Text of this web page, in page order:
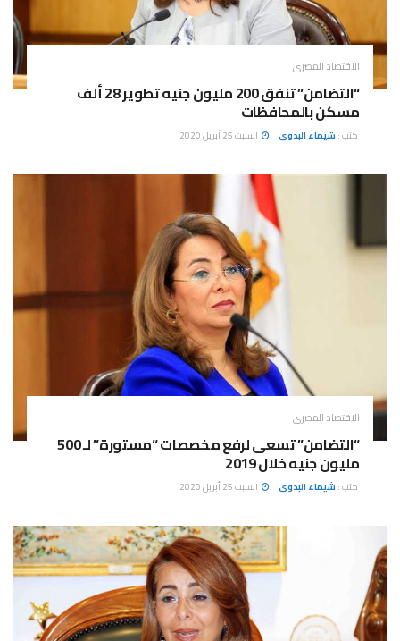
الاقتصاد المصرى
“التضامن” تنفق 200 مليون جنيه تطوير 28 ألف
مسكن بالمحافظات
كتب : شيماء البدوى السبت 25 أبريل 2020
الاقتصاد المصرى
“التضامن” تسعى لرفع مخصصات “مستورة” لـ 500
مليون جنيه خلال 2019
كتب : شيماء البدوى السبت 25 أبريل 2020